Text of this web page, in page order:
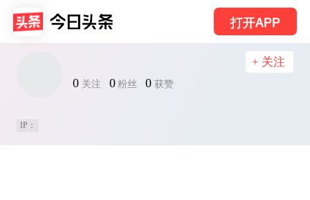
打开APP
0 关注 0 粉丝 0 获赞
+ 关注
IP：